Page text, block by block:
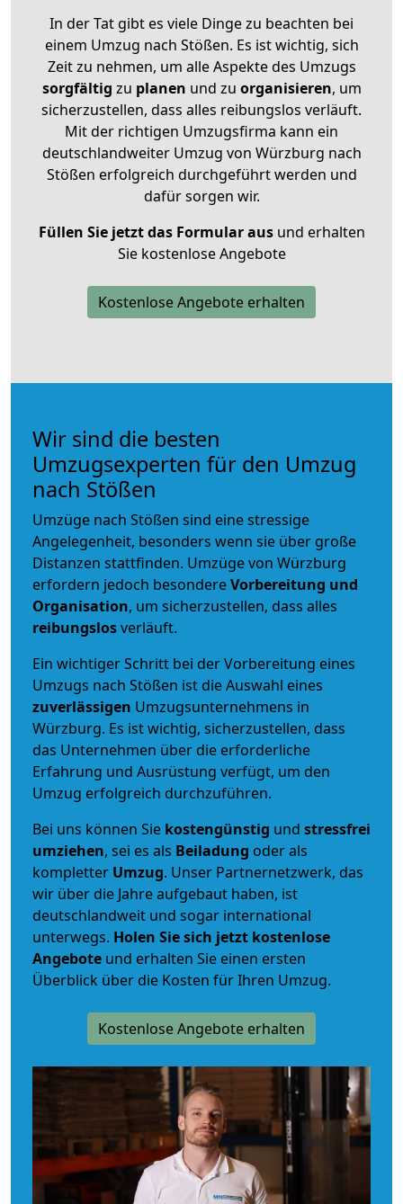
In der Tat gibt es viele Dinge zu beachten bei
einem Umzug nach Stößen. Es ist wichtig, sich
Zeit zu nehmen, um alle Aspekte des Umzugs
sorgfältig zu planen und zu organisieren, um
sicherzustellen, dass alles reibungslos verläuft.
Mit der richtigen Umzugsfirma kann ein
deutschlandweiter Umzug von Würzburg nach
Stößen erfolgreich durchgeführt werden und
dafür sorgen wir.
Füllen Sie jetzt das Formular ausund erhalten
Sie kostenlose Angebote
Kostenlose Angebote erhalten
Wir sind die besten
Umzugsexperten für den Umzug
nach Stößen
Umzüge nach Stößen sind eine stressige
Angelegenheit, besonders wenn sie über große
Distanzen stattfinden. Umzüge von Würzburg
erfordern jedoch besondereVorbereitung und
Organisation, um sicherzustellen, dass alles
reibungslosverläuft.
Ein wichtiger Schritt bei der Vorbereitung eines
Umzugs nach Stößen ist die Auswahl eines
zuverlässigen Umzugsunternehmens in
Würzburg. Es ist wichtig, sicherzustellen, dass
das Unternehmen über die erforderliche
Erfahrung und Ausrüstung verfügt, um den
Umzug erfolgreich durchzuführen.
Bei uns können Sie kostengünstig und stressfrei
umziehen, sei es als Beiladung oder als
kompletter Umzug. Unser Partnernetzwerk, das
wir über die Jahre aufgebaut haben, ist
deutschlandweit und sogar international
unterwegs. Holen Sie sich jetzt kostenlose
Angebote und erhalten Sie einen ersten
Überblick über die Kosten für Ihren Umzug.
Kostenlose Angebote erhalten